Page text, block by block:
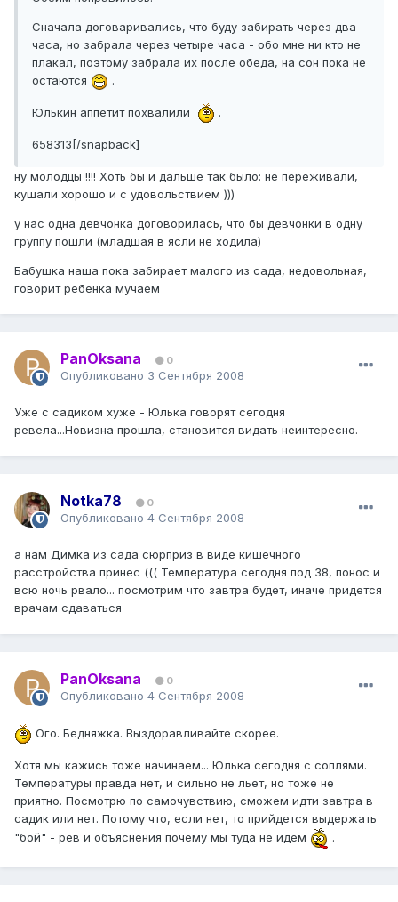
Сначала договаривались, что буду забирать через два
часа, но забрала через четыре часа - обо мне ни кто не
плакал, поэтому забрала их после обеда, на сон пока не
остаются
.
Юлькин аппетит похвалили .
658313[/snapback]
ну молодцы !!!! Хоть бы и дальше так было: не переживали,
кушали хорошо и с удовольствием )))
у нас одна девчонка договорилась, что бы девчонки в одну
группу пошли (младшая в ясли не ходила)
Бабушка наша пока забирает малого из сада, недовольная,
говорит ребенка мучаем
PanOksana 0
Опубликовано 3 Сентября 2008
Уже с садиком хуже - Юлька говорят сегодня
ревела...Новизна прошла, становится видать неинтересно.
Notka78 0
Опубликовано 4 Сентября 2008
а нам Димка из сада сюрприз в виде кишечного
расстройства принес ((( Температура сегодня под 38, понос и
всю ночь рвало... посмотрим что завтра будет, иначе придется
врачам сдаваться
PanOksana 0
Опубликовано 4 Сентября 2008
Ого. Бедняжка. Выздоравливайте скорее.
Хотя мы кажись тоже начинаем... Юлька сегодня с соплями.
Температуры правда нет, и сильно не льет, но тоже не
приятно. Посмотрю по самочувствию, сможем идти завтра в
садик или нет. Потому что, если нет, то прийдется выдержать
"бой" - рев и объяснения почему мы туда не идем
.